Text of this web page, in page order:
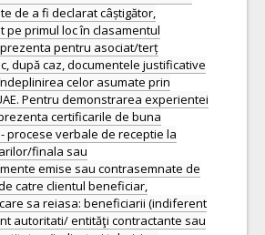
de a fi declarat câștigător,
pe primul loc în clasamentul
pentru asociat/terț
după caz, documentele justificative
celor asumate prin
Pentru demonstrarea experientei
certificarile de buna
procese verbale de receptie la
finala sau
emise sau contrasemnate de
catre clientul beneficiar,
sa reiasa: beneficiarii (indiferent
autoritati/ entităţi contractante sau